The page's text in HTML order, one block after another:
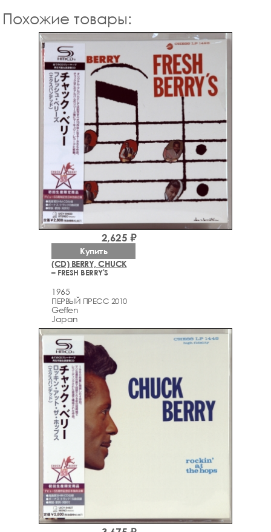
Похожие товары:
(CD) BERRY, CHUCK
– FRESH BERRY'S
1965
ПЕРВЫЙ ПРЕСС 2010
Geffen
Japan
2,625 ₽
Купить